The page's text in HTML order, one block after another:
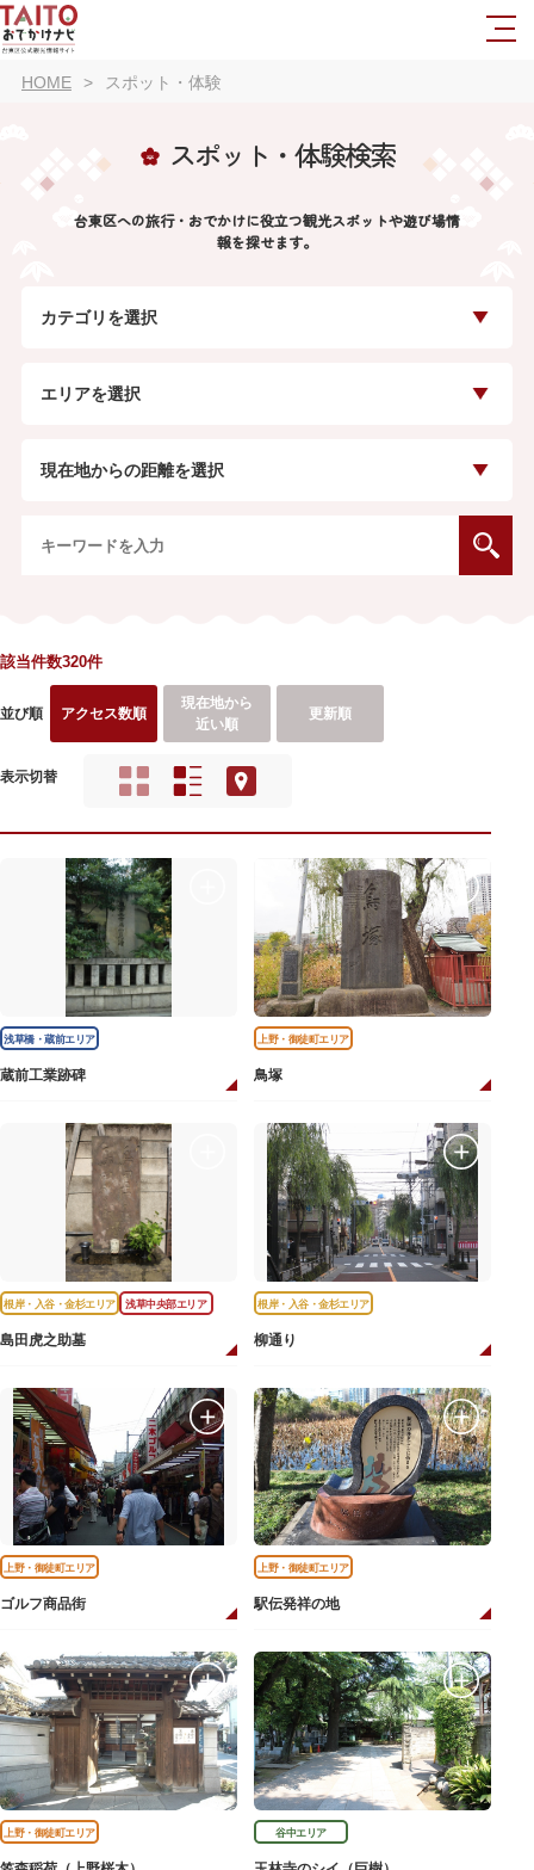
HOME スポット・体験
スポット・体験検索
台東区への旅行・おでかけに役立つ観光スポットや遊び場情
報を探せます。
カテゴリを選択
エリアを選択
現在地からの距離を選択
該当件数320件
並び順 アクセス数順
現在地から
近い順
更新順
表示切替
浅草橋・蔵前エリア
蔵前工業跡碑
上野・御徒町エリア
鳥塚
根岸・入谷・金杉エリア 浅草中央部エリア
島田虎之助墓
根岸・入谷・金杉エリア
柳通り
上野・御徒町エリア
ゴルフ商品街
上野・御徒町エリア
駅伝発祥の地
上野・御徒町エリア 谷中エリア